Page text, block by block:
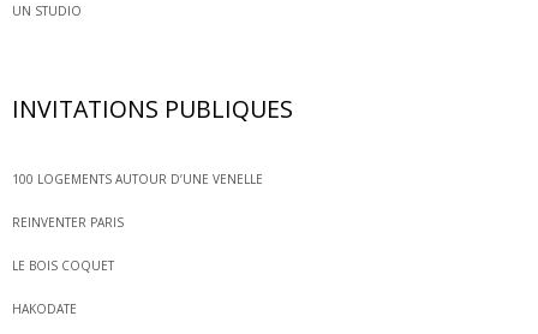
UN STUDIO
INVITATIONS PUBLIQUES
100 LOGEMENTS AUTOUR D’UNE VENELLE
REINVENTER PARIS
LE BOIS COQUET
HAKODATE